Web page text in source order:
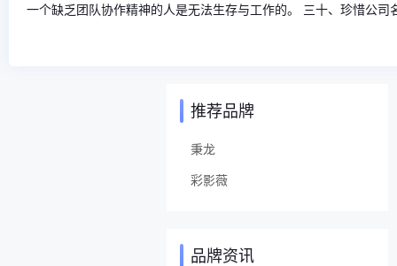
一个缺乏团队协作精神的人是无法生存与工作的。 三十、珍惜公
推荐品牌
秉龙
彩影薇
品牌资讯